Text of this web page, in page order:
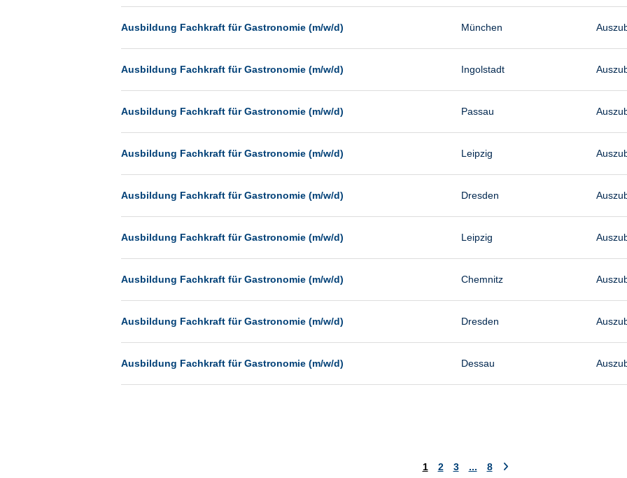
Mainz
Mannheim
München
Münster
Neu-Isenburg
Neumünster
Ausbildung Fachkraft für Gastronomie (m/w/d) München
Ausbildung Fachkraft für Gastronomie (m/w/d) Ingolstadt
Ausbildung Fachkraft für Gastronomie (m/w/d) Passau
Ausbildung Fachkraft für Gastronomie (m/w/d) Leipzig
Ausbildung Fachkraft für Gastronomie (m/w/d) Dresden
Ausbildung Fachkraft für Gastronomie (m/w/d) Leipzig
Ausbildung Fachkraft für Gastronomie (m/w/d) Chemnitz
Ausbildung Fachkraft für Gastronomie (m/w/d) Dresden
Ausbildung Fachkraft für Gastronomie (m/w/d) Dessau
1 2 3 ... 8